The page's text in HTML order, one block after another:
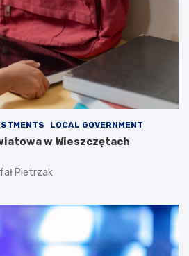
LOCAL GOVERNMENT
w Wieszczętach
Pietrzak